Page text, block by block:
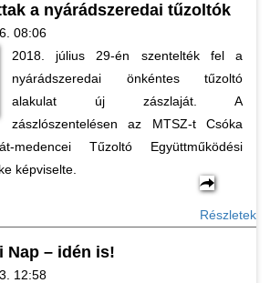
a nyárádszeredai tűzoltók
08:06
2018. július 29-én szentelték fel a
nyárádszeredai önkéntes tűzoltó
alakulat új zászlaját. A
zászlószentelésen az MTSZ-t Csóka
medencei Tűzoltó Együttműködési
képviselte.
Részletek
Nap – idén is!
12:58